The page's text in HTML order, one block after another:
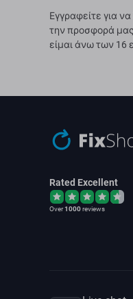
Εγγραφείτε για
την προσφορά
είμαι άνω των 16
Rated Excellent
Over1000reviews